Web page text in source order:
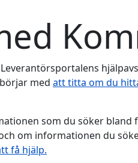
med att titta om du
som du söker bland
om informationen du
få hjälp.